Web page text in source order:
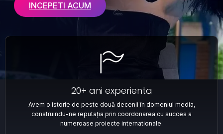
INCEPETI ACUM
20+ ani experienta
Avem o istorie de peste două decenii în domeniul media,
construindu-ne reputația prin coordonarea cu succes a
numeroase proiecte internationale.